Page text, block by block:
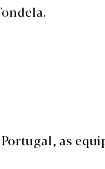
as